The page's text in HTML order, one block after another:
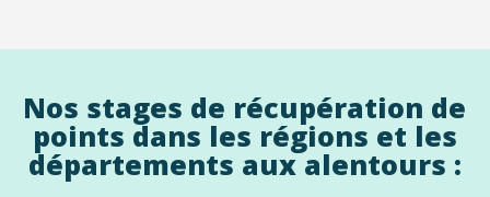
Nos stages de récupération de
points dans les régions et les
départements aux alentours :